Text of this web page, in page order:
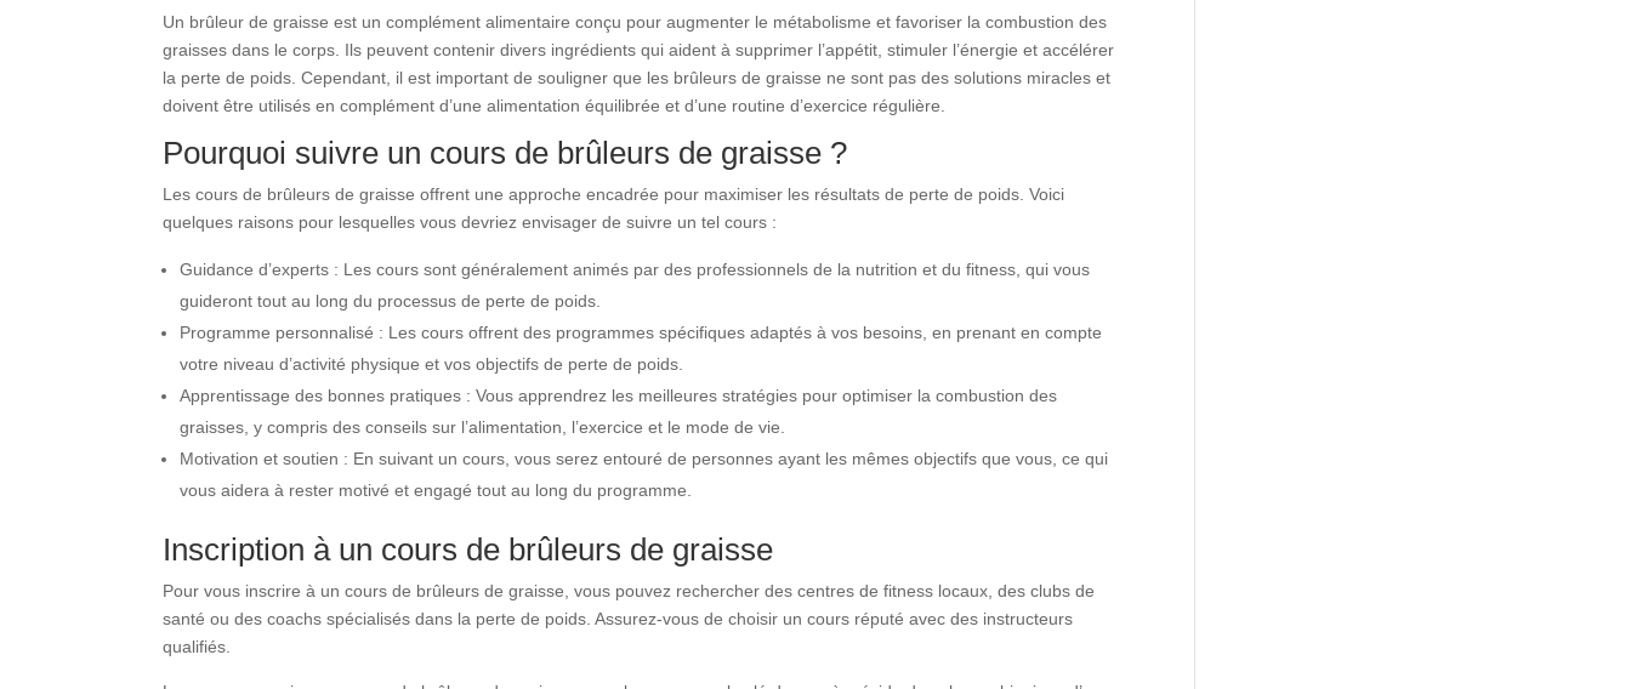
Un brûleur de graisse est un complément alimentaire conçu pour augmenter le métabolisme et favoriser la combustion des
graisses dans le corps. Ils peuvent contenir divers ingrédients qui aident à supprimer l’appétit, stimuler l’énergie et accélérer
la perte de poids. Cependant, il est important de souligner que les brûleurs de graisse ne sont pas des solutions miracles et
doivent être utilisés en complément d’une alimentation équilibrée et d’une routine d’exercice régulière.
Pourquoi suivre un cours de brûleurs de graisse ?
Les cours de brûleurs de graisse offrent une approche encadrée pour maximiser les résultats de perte de poids. Voici
quelques raisons pour lesquelles vous devriez envisager de suivre un tel cours :
Guidance d’experts : Les cours sont généralement animés par des professionnels de la nutrition et du fitness, qui vous
guideront tout au long du processus de perte de poids.
Programme personnalisé : Les cours offrent des programmes spécifiques adaptés à vos besoins, en prenant en compte
votre niveau d’activité physique et vos objectifs de perte de poids.
Apprentissage des bonnes pratiques : Vous apprendrez les meilleures stratégies pour optimiser la combustion des
graisses, y compris des conseils sur l’alimentation, l’exercice et le mode de vie.
Motivation et soutien : En suivant un cours, vous serez entouré de personnes ayant les mêmes objectifs que vous, ce qui
vous aidera à rester motivé et engagé tout au long du programme.
Inscription à un cours de brûleurs de graisse
Pour vous inscrire à un cours de brûleurs de graisse, vous pouvez rechercher des centres de fitness locaux, des clubs de
santé ou des coachs spécialisés dans la perte de poids. Assurez-vous de choisir un cours réputé avec des instructeurs
qualifiés.